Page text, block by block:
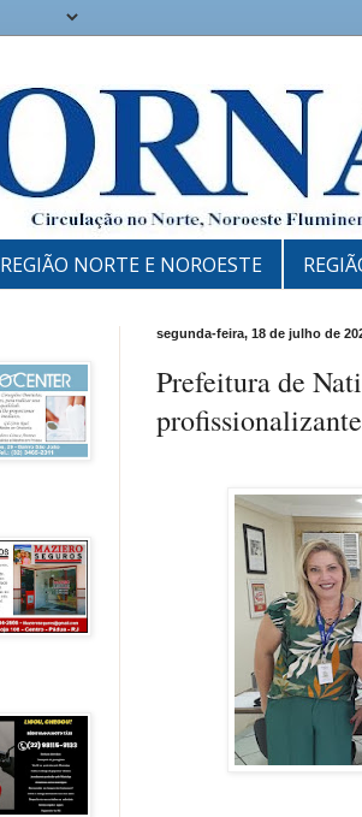
REGIÃO NORTE E NOROESTE
segunda-feira, 18 de julho de
Prefeitura de